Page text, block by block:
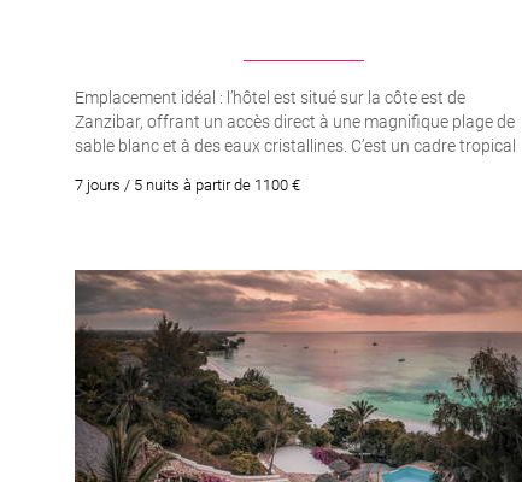
Emplacement idéal : l’hôtel est situé sur la côte est de
Zanzibar, offrant un accès direct à une magnifique plage de
sable blanc et à des eaux cristallines. C’est un cadre tropical
qualité : L’hôtel propose une gamme d’hébergements allant
profiter de différents traitements relaxants et
thérapeutiques.. Atmosphère paisible : L’hôtel est connu pour
son ambiance tranquille et relaxante.
7 jours / 5 nuits à partir de 1100 €